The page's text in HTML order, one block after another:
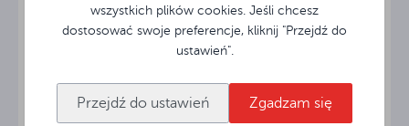
wszystkich plików cookies. Jeśli chcesz
dostosować swoje preferencje, kliknij "Przejdź do
ustawień".
Przejdź do ustawień Zgadzam się
Ekran przenośny ramowy Avtek FOLD 280 (16:9)